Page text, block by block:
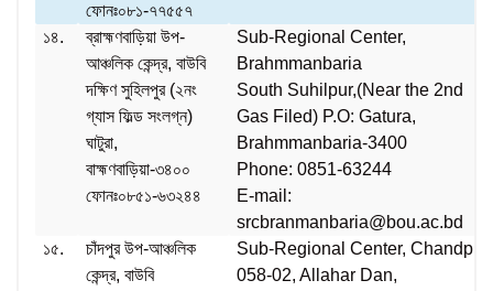
ফোনঃ০৮১-৭৭৫৫৭
১৪.
ব্রাহ্মণবাড়িয়া উপ-
আঞ্চলিক কেন্দ্র, বাউবি
দক্ষিণ সুহিলপুর (২নং
গ্যাস ফিল্ড সংলগ্ন)
ঘাটুরা,
বাহ্মণবাড়িয়া-৩৪০০
ফোনঃ০৮৫১-৬৩২৪৪
Sub-Regional Center,
Brahmmanbaria
South Suhilpur,(Near the 2nd
Gas Filed) P.O: Gatura,
Brahmmanbaria-3400
Phone: 0851-63244
E-mail:
srcbranmanbaria@bou.ac.bd
১৫.
চাঁদপুর উপ-আঞ্চলিক
কেন্দ্র, বাউবি
Sub-Regional Center, Chandpur
058-02, Allahar Dan,